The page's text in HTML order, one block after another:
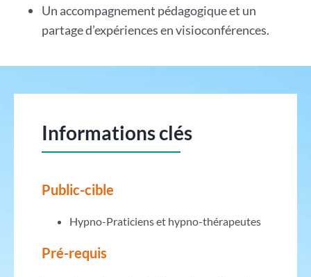
Un accompagnement pédagogique et un
partage d’expériences en visioconférences.
Informations clés
Public-cible
Hypno-Praticiens et hypno-thérapeutes
Pré-requis